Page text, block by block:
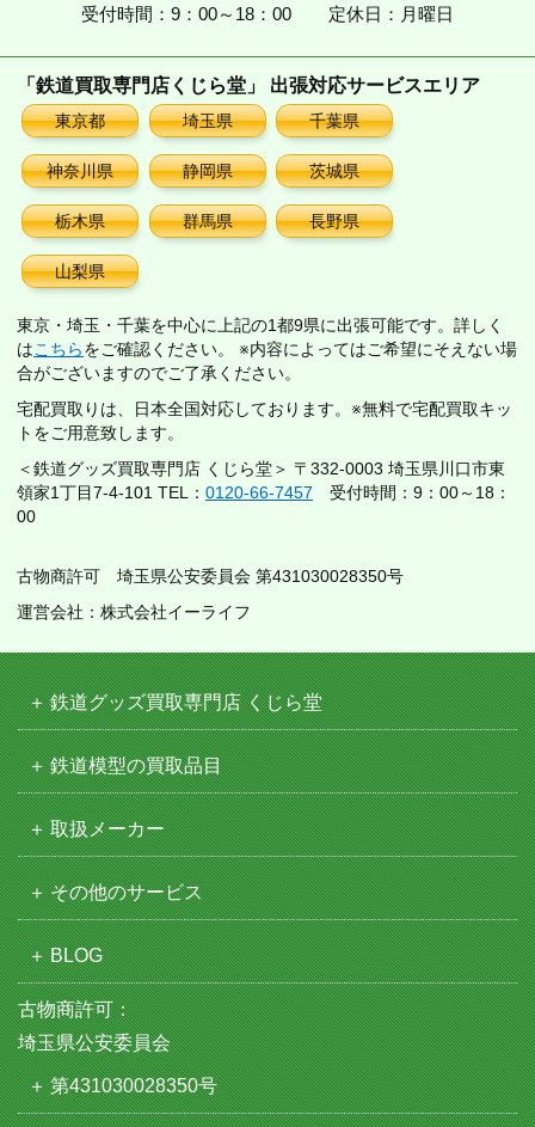
受付時間：9：00～18：00 定休日：月曜日
「鉄道買取専門店くじら堂」 出張対応サービスエリア
東京都 埼玉県 千葉県
神奈川県 静岡県 茨城県
栃木県 群馬県 長野県
山梨県
東京・埼玉・千葉を中心に上記の1都9県に出張可能です。詳しく
はこちらをご確認ください。 ※内容によってはご希望にそえない場
合がございますのでご了承ください。
宅配買取りは、日本全国対応しております。※無料で宅配買取キッ
トをご用意致します。
＜鉄道グッズ買取専門店 くじら堂＞ 〒332-0003 埼玉県川口市東
領家1丁目7-4-101 TEL： 0120-66-7457 受付時間：9：00～18：
00
古物商許可 埼玉県公安委員会 第431030028350号
運営会社：株式会社イーライフ
鉄道グッズ買取専門店 くじら堂
鉄道模型の買取品目
取扱メーカー
その他のサービス
BLOG
古物商許可：
埼玉県公安委員会
第431030028350号